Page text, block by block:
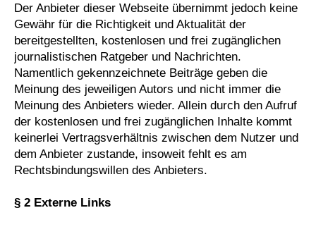
Der Anbieter dieser Webseite übernimmt jedoch keine
Gewähr für die Richtigkeit und Aktualität der
bereitgestellten, kostenlosen und frei zugänglichen
journalistischen Ratgeber und Nachrichten.
Namentlich gekennzeichnete Beiträge geben die
Meinung des jeweiligen Autors und nicht immer die
Meinung des Anbieters wieder. Allein durch den Aufruf
der kostenlosen und frei zugänglichen Inhalte kommt
keinerlei Vertragsverhältnis zwischen dem Nutzer und
dem Anbieter zustande, insoweit fehlt es am
Rechtsbindungswillen des Anbieters.
§ 2 Externe Links